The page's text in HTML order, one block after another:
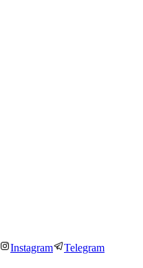
Instagram Telegram